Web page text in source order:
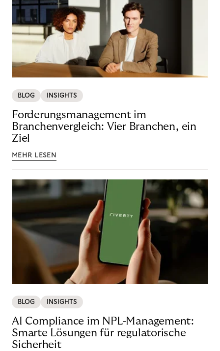
BLOG INSIGHTS
Forderungsmanagement im
Branchenvergleich: Vier Branchen, ein
Ziel
MEHR LESEN
BLOG INSIGHTS
AI Compliance im NPL-Management:
Smarte Lösungen für regulatorische
Sicherheit